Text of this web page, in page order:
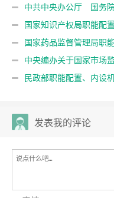
中共中央办公厅 国务
通知国家知识产权局职能配
国家药品监督管理局职
中央编办关于国家市场
复 民政部职能配置、内设
发表我的评论